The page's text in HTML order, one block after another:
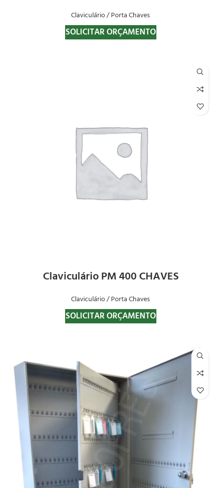
Claviculário / Porta Chaves
SOLICITAR ORÇAMENTO
Claviculário PM 400 CHAVES
Claviculário / Porta Chaves
SOLICITAR ORÇAMENTO